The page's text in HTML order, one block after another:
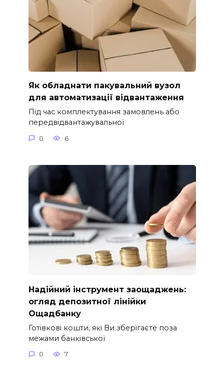
Як обладнати пакувальний вузол
для автоматизації відвантаження
Під час комплектування замовлень або
передвідвантажувальної
0 6
Надійний інструмент заощаджень:
огляд депозитної лінійки
Ощадбанку
Готівкові кошти, які Ви зберігаєте поза
межами банківської
0 7